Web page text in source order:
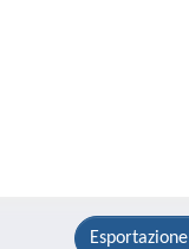
Esportazione